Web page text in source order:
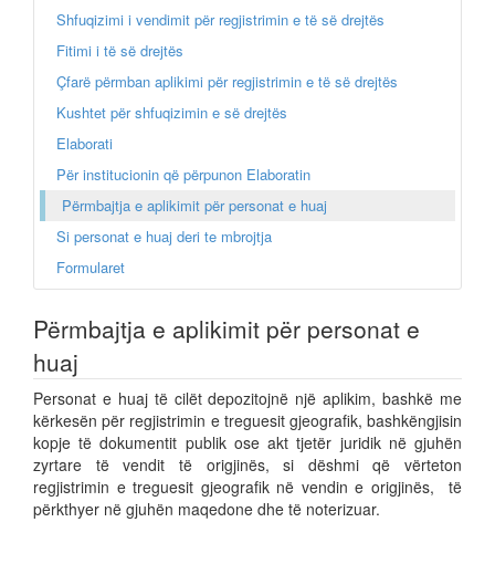
Shfuqizimi i vendimit për regjistrimin e të së drejtës
Fitimi i të së drejtës
Çfarë përmban aplikimi për regjistrimin e të së drejtës
Kushtet për shfuqizimin e së drejtës
Elaborati
Për institucionin që përpunon Elaboratin
Përmbajtja e aplikimit për personat e huaj
Si personat e huaj deri te mbrojtja
Formularet
Përmbajtja e aplikimit për personat e
huaj
Personat e huaj të cilët depozitojnë një aplikim, bashkë me
kërkesën për regjistrimin e treguesit gjeografik, bashkëngjisin
kopje të dokumentit publik ose akt tjetër juridik në gjuhën
zyrtare të vendit të origjinës, si dëshmi që vërteton
regjistrimin e treguesit gjeografik në vendin e origjinës, të
përkthyer në gjuhën maqedone dhe të noterizuar.